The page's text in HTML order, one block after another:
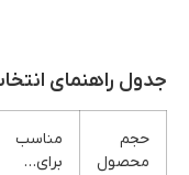
جدول راهنمای
حجم
محصول
مناسب
برای…